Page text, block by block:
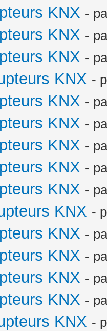
KNX -
KNX -
KNX -
KNX -
KNX -
KNX -
KNX -
KNX -
KNX -
KNX -
KNX -
KNX -
KNX -
KNX -
KNX -